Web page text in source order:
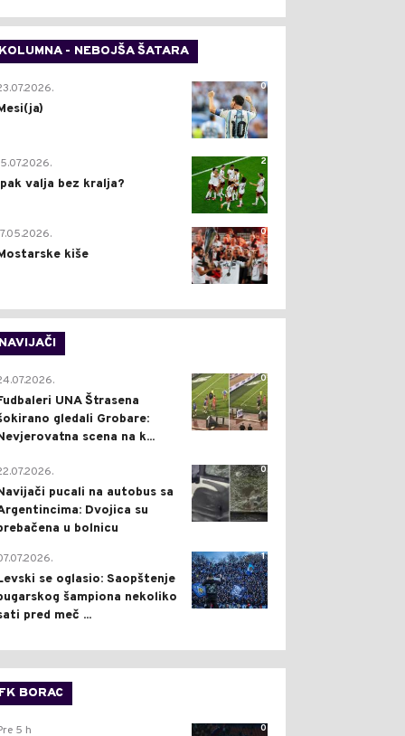
KOLUMNA - NEBOJŠA ŠATARA
0
2
valja bez kralja?
0
kiše
NAVIJAČI
0
UNA Štrasena
gledali Grobare:
scena na k...
0
pucali na autobus sa
Dvojica su
u bolnicu
1
se oglasio: Saopštenje
šampiona nekoliko
pred meč ...
FK BORAC
0
5 h